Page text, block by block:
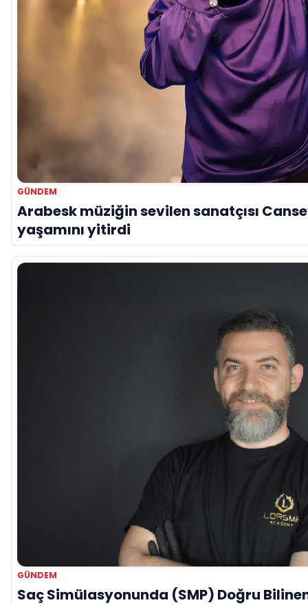
GÜNDEM
Arabesk müziğin sevilen sanatçısı
yaşamını yitirdi
GÜNDEM
Saç Simülasyonunda (SMP) Doğru